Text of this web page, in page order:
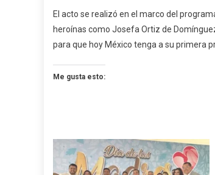
El acto se realizó en el marco del
heroínas como Josefa Ortiz de
para que hoy México tenga a su primera
Me gusta esto: